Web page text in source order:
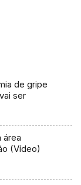
de gripe
ser
área
(Vídeo)